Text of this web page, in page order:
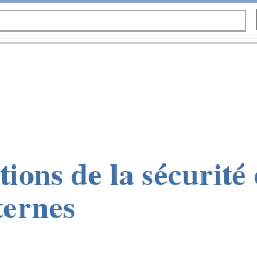
de la sécurité